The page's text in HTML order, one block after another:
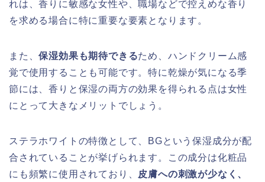
れは、香りに敏感な女性や、職場などで控えめな香り
を求める場合に特に重要な要素となります。
また、保湿効果も期待できるため、ハンドクリーム感
覚で使用することも可能です。特に乾燥が気になる季
節には、香りと保湿の両方の効果を得られる点は女性
にとって大きなメリットでしょう。
ステラホワイトの特徴として、BGという保湿成分が配
合されていることが挙げられます。この成分は化粧品
にも頻繁に使用されており、 皮膚への刺激が少なく、